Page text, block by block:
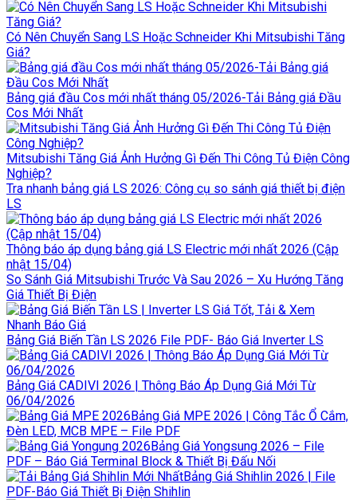
Có Nên Chuyển Sang LS Hoặc Schneider Khi Mitsubishi Tăng
Giá?
Bảng giá đầu Cos mới nhất tháng 05/2026-Tải Bảng giá Đầu
Cos Mới Nhất
Mitsubishi Tăng Giá Ảnh Hưởng Gì Đến Thi Công Tủ Điện Công
Nghiệp?
Tra nhanh bảng giá LS 2026: Công cụ so sánh giá thiết bị điện
LS
Thông báo áp dụng bảng giá LS Electric mới nhất 2026 (Cập
nhật 15/04)
So Sánh Giá Mitsubishi Trước Và Sau 2026 – Xu Hướng Tăng
Giá Thiết Bị Điện
Bảng Giá Biến Tần LS 2026 File PDF- Báo Giá Inverter LS
Bảng Giá CADIVI 2026 | Thông Báo Áp Dụng Giá Mới Từ
06/04/2026
Bảng Giá MPE 2026 | Công Tắc Ổ Cắm,
Đèn LED, MCB MPE – File PDF
Bảng Giá Yongsung 2026 – File
PDF – Báo Giá Terminal Block & Thiết Bị Đấu Nối
Bảng Giá Shihlin 2026 | File
PDF-Báo Giá Thiết Bị Điện Shihlin